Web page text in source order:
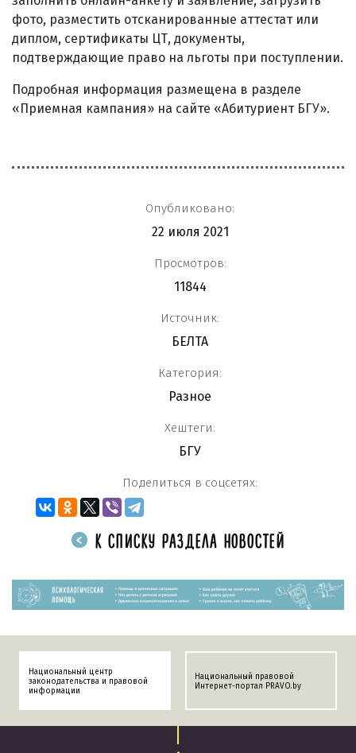
фото, разместить отсканированные аттестат или
диплом, сертификаты ЦТ, документы,
подтверждающие право на льготы при поступлении.
Подробная информация размещена в разделе
«Приемная кампания» на сайте «Абитуриент БГУ».
Опубликовано:
22 июля 2021
Просмотров:
11844
Источник:
БЕЛТА
Категория:
Разное
Хештеги:
БГУ
Поделиться в соцсетях:
К СПИСКУ РАЗДЕЛА НОВОСТЕЙ
Национальный центр
законодательства и правовой
информации
Национальный правовой
Интернет-портал PRAVO.by